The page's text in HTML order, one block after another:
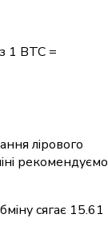
1 BTC =
лірового
рекомендуємо
сягає 15.61